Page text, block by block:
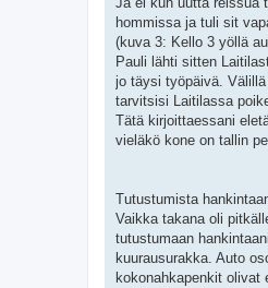
hommissa ja tuli sit
(kuva 3: Kello 3 yöllä
Pauli lähti sitten
jo täysi työpäivä.
tarvitsisi Laitilassa
Tätä kirjoittaessani
vieläkö kone on tallin
Tutustumista
Vaikka takana oli
tutustumaan
kuurausurakka. Auto
kokonahkapenkit